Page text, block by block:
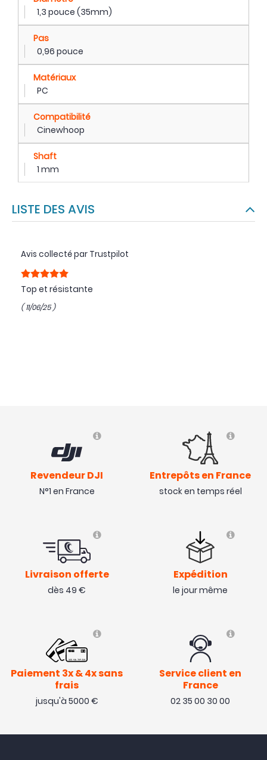
1,3 pouce (35mm)
Pas
0,96 pouce
Matériaux
PC
Compatibilité
Cinewhoop
Shaft
1 mm
LISTE DES AVIS
Avis collecté par Trustpilot
Top et résistante
( 11/06/25 )
Revendeur DJI
N°1 en France
Entrepôts en France
stock en temps réel
Livraison offerte
dès 49 €
Expédition
le jour même
Paiement 3x & 4x sans
frais
jusqu'à 5000 €
Service client en
France
02 35 00 30 00